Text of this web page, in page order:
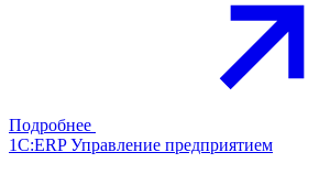
Подробнее
1С:ERP Управление предприятием